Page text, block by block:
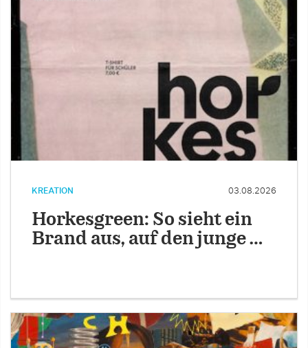
KREATION 03.08.2026
Horkesgreen: So sieht ein
Brand aus, auf den junge …